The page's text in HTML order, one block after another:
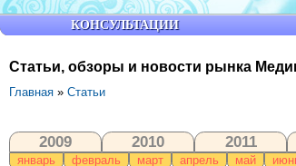
Статьи, обзоры и новости рынка
Главная » Статьи
2009 2010 2011
январь февраль март апрель май
КОНСУЛЬТАЦИИ